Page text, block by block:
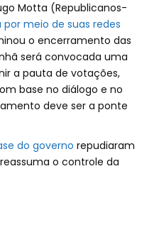
Motta (Republicanos-
meio de suas redes
o encerramento das
será convocada uma
a pauta de votações,
base no diálogo e no
deve ser a ponte
do governo repudiaram
o controle da